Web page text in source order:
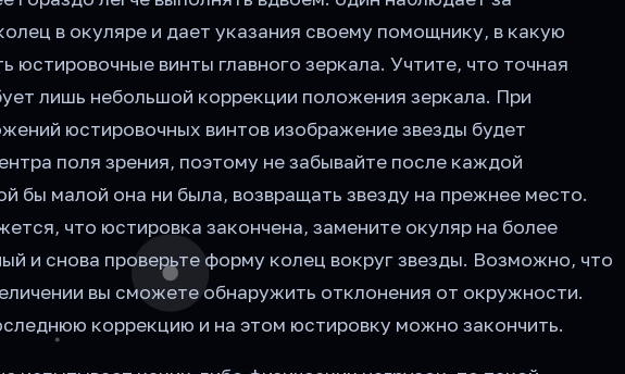
в окуляре и дает указания своему помощнику, в какую
юстировочные винты главного зеркала. Учтите, что точная
лишь небольшой коррекции положения зеркала. При
юстировочных винтов изображение звезды будет
поля зрения, поэтому не забывайте после каждой
бы малой она ни была, возвращать звезду на прежнее место.
что юстировка закончена, замените окуляр на более
и снова проверьте форму колец вокруг звезды. Возможно, что
вы сможете обнаружить отклонения от окружности.
коррекцию и на этом юстировку можно закончить.